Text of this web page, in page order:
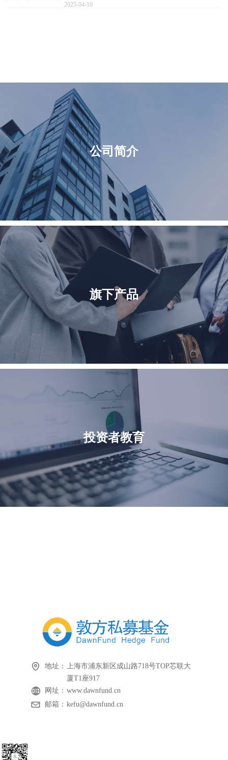
公司简介
旗下产品
旗下产品
投资者教育
投资者教育
式陆续出台抗通缩经济政策。由于国际货币体系改
以为继，股票市场面临社会融资和货币增速放缓，
股票总市值膨胀过快的客观压力，一旦面临外部风
险，或者抗通缩政策出台的节奏和力度低于预期，
都可能呈现出宽幅震荡和调整的特征
样互相各加一定比例的关税拉倒，然后继续逐渐相
的悲观情景。
2025-04-10
地址： 上海市浦东新区成山路718号TOP芯联大
厦T1座917
网址： www.dawnfund.cn
邮箱： kefu@dawnfund.cn